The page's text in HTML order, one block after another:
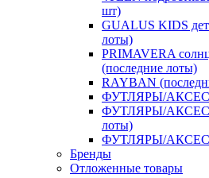
шт)
GUALUS KIDS
лоты)
PRIMAVERA
(последние лоты)
RAYBAN
ФУТЛЯРЫ/
ФУТЛЯРЫ/
лоты)
ФУТЛЯРЫ/
Бренды
Отложенные товары